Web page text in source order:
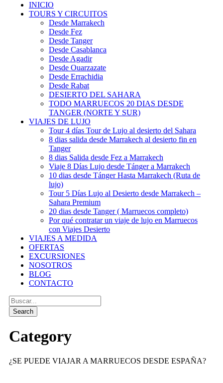
INICIO
TOURS Y CIRCUITOS
Desde Marrakech
Desde Fez
Desde Tanger
Desde Casablanca
Desde Agadir
Desde Ouarzazate
Desde Errachidia
Desde Rabat
DESIERTO DEL SAHARA
TODO MARRUECOS 20 DIAS DESDE
TANGER (NORTE Y SUR)
VIAJES DE LUJO
Tour 4 días Tour de Lujo al desierto del Sahara
8 dias salida desde Marrakech al desierto fin en
Tanger
8 dias Salida desde Fez a Marrakech
Viaje 8 Días Lujo desde Tánger a Marrakech
10 dias desde Tánger Hasta Marrakech (Ruta de
lujo)
Tour 5 Días Lujo al Desierto desde Marrakech –
Sahara Premium
20 dias desde Tanger ( Marruecos completo)
Por qué contratar un viaje de lujo en Marruecos
con Viajes Desierto
VIAJES A MEDIDA
OFERTAS
EXCURSIONES
NOSOTROS
BLOG
CONTACTO
Category
¿SE PUEDE VIAJAR A MARRUECOS DESDE ESPAÑA?